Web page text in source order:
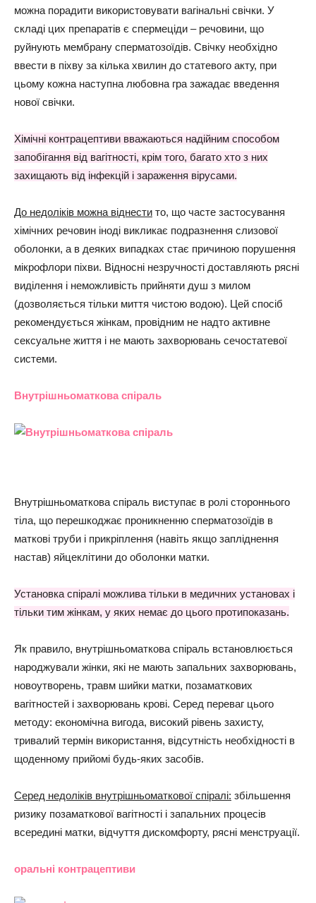
можна порадити використовувати вагінальні свічки. У
складі цих препаратів є спермеціди – речовини, що
руйнують мембрану сперматозоїдів. Свічку необхідно
ввести в піхву за кілька хвилин до статевого акту, при
цьому кожна наступна любовна гра зажадає введення
нової свічки.
Хімічні контрацептиви вважаються надійним способом
запобігання від вагітності, крім того, багато хто з них
захищають від інфекцій і зараження вірусами.
До недоліків можна віднести то, що часте застосування
хімічних речовин іноді викликає подразнення слизової
оболонки, а в деяких випадках стає причиною порушення
мікрофлори піхви. Відносні незручності доставляють рясні
виділення і неможливість прийняти душ з милом
(дозволяється тільки миття чистою водою). Цей спосіб
рекомендується жінкам, провідним не надто активне
сексуальне життя і не мають захворювань сечостатевої
системи.
Внутрішньоматкова спіраль
Внутрішньоматкова спіраль виступає в ролі стороннього
тіла, що перешкоджає проникненню сперматозоїдів в
маткові труби і прикріплення (навіть якщо запліднення
настав) яйцеклітини до оболонки матки.
Установка спіралі можлива тільки в медичних установах і
тільки тим жінкам, у яких немає до цього протипоказань.
Як правило, внутрішньоматкова спіраль встановлюється
народжували жінки, які не мають запальних захворювань,
новоутворень, травм шийки матки, позаматкових
вагітностей і захворювань крові. Серед переваг цього
методу: економічна вигода, високий рівень захисту,
тривалий термін використання, відсутність необхідності в
щоденному прийомі будь-яких засобів.
Серед недоліків внутрішньоматкової спіралі: збільшення
ризику позаматкової вагітності і запальних процесів
всередині матки, відчуття дискомфорту, рясні менструації.
оральні контрацептиви